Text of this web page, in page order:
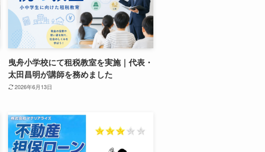
曳舟小学校にて租税教室を実施｜代表・
太田昌明が講師を務めました
2026年6月13日